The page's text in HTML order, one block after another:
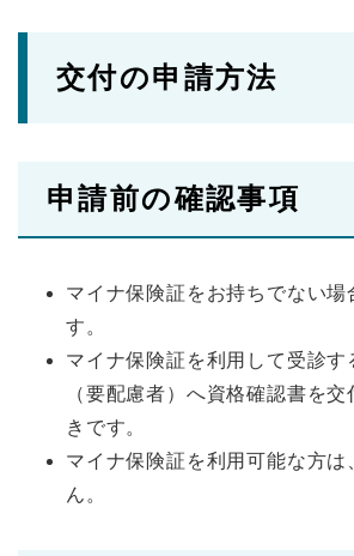
交付の申請方法
申請前の確認事項
マイナ保険証をお持ちでない場
す。
マイナ保険証を利用して受診す
（要配慮者）へ資格確認書を
きです。
マイナ保険証を利用可能な方は
ん。